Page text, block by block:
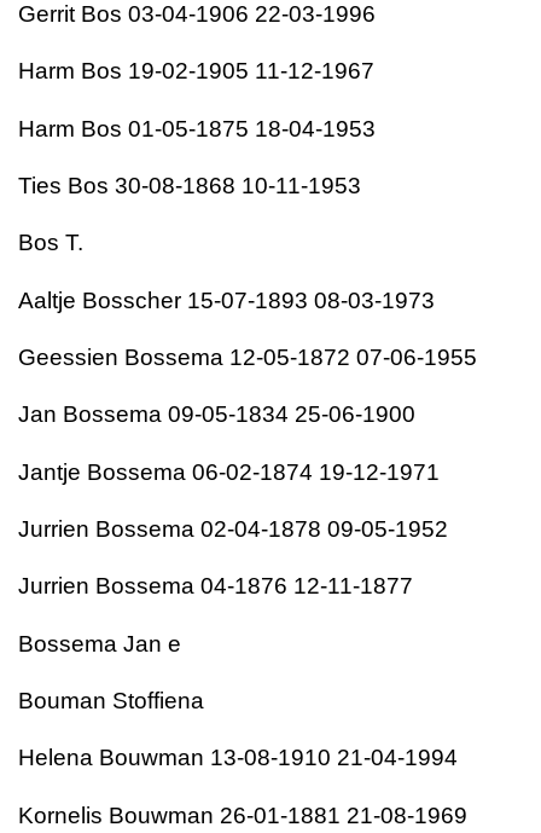
Gerrit Bos 03-04-1906 22-03-1996
Harm Bos 19-02-1905 11-12-1967
Harm Bos 01-05-1875 18-04-1953
Ties Bos 30-08-1868 10-11-1953
Bos T.
Aaltje Bosscher 15-07-1893 08-03-1973
Geessien Bossema 12-05-1872 07-06-1955
Jan Bossema 09-05-1834 25-06-1900
Jantje Bossema 06-02-1874 19-12-1971
Jurrien Bossema 02-04-1878 09-05-1952
Jurrien Bossema 04-1876 12-11-1877
Bossema Jan e
Bouman Stoffiena
Helena Bouwman 13-08-1910 21-04-1994
Kornelis Bouwman 26-01-1881 21-08-1969